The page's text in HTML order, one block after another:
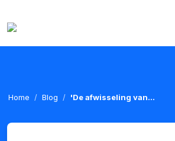
Home Blog 'De afwisseling van...